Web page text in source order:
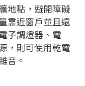
點，避開障礙
靠近窗戶並且遠
子調燈器、電
，則可使用乾電
音。